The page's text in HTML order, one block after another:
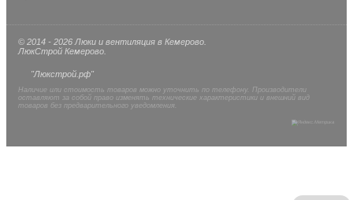
© 2014 - 2026 Люки и вентиляция в Кемерово.
ЛюкСтрой Кемерово.
"Люкстрой.рф"
Наличие или стоимость товаров можно уточнить по телефону. Производители
оставляют за собой право изменять технические характеристики и внешний вид
товаров без предварительного уведомления.